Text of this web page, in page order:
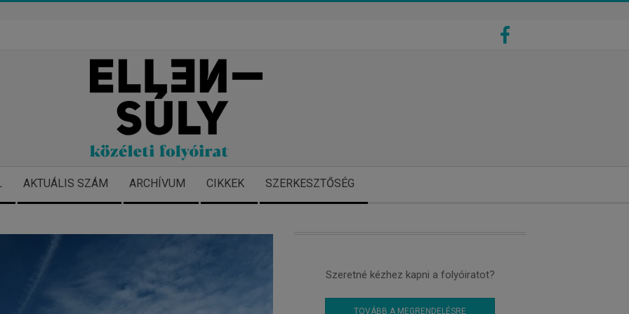
AKTUÁLIS SZÁM ARCHÍVUM CIKKEK SZERKESZTŐSÉG
Szeretné kézhez kapni a folyóiratot?
TOVÁBB A MEGRENDELÉSRE